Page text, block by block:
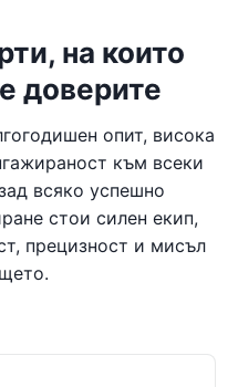
на които
доверите
опит, висока
към всеки
всяко успешно
стои силен екип,
прецизност и мисъл